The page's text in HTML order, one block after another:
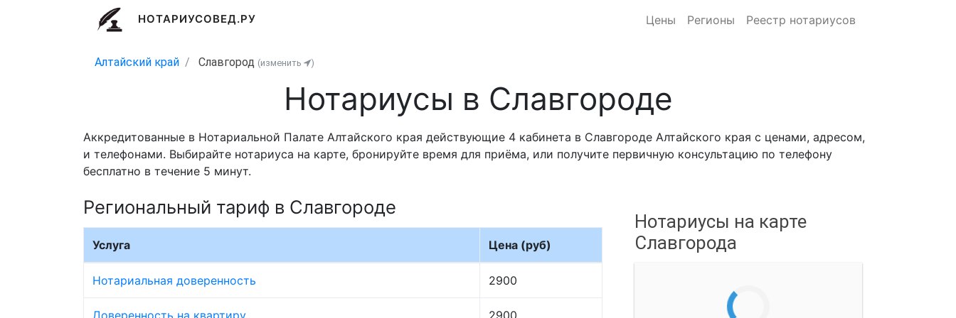
НОТАРИУСОВЕД.РУ Цены Регионы Реестр нотариусов
Алтайский край Славгород (изменить )
Нотариусы в Славгороде
Аккредитованные в Нотариальной Палате Алтайского края действующие 4 кабинета в Славгороде Алтайского края с ценами, адресом,
и телефонами. Выбирайте нотариуса на карте, бронируйте время для приёма, или получите первичную консультацию по телефону
бесплатно в течение 5 минут.
Региональный тариф в Славгороде
Услуга Цена (руб)
Нотариальная доверенность 2900
Доверенность на квартиру 2900
Нотариусы на карте
Славгорода